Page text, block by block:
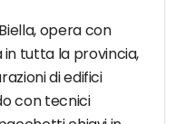
opera con
tutta la provincia,
di edifici
con tecnici